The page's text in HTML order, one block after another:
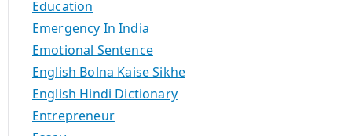
Education
Emergency In India
Emotional Sentence
English Bolna Kaise Sikhe
English Hindi Dictionary
Entrepreneur